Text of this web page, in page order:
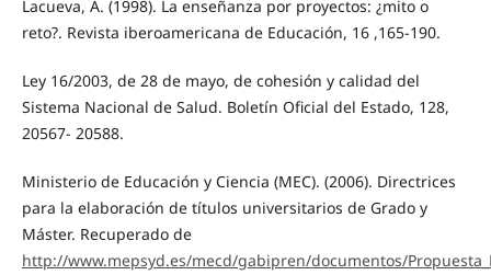
Lacueva, A. (1998). La enseñanza por proyectos: ¿mito o
reto?. Revista iberoamericana de Educación, 16 ,165-190.
Ley 16/2003, de 28 de mayo, de cohesión y calidad del
Sistema Nacional de Salud. Boletín Oficial del Estado, 128,
20567- 20588.
Ministerio de Educación y Ciencia (MEC). (2006). Directrices
para la elaboración de títulos universitarios de Grado y
Máster. Recuperado de
http://www.mepsyd.es/mecd/gabipren/documentos/